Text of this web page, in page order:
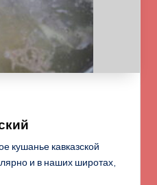
кушанье кавказской
и в наших широтах,